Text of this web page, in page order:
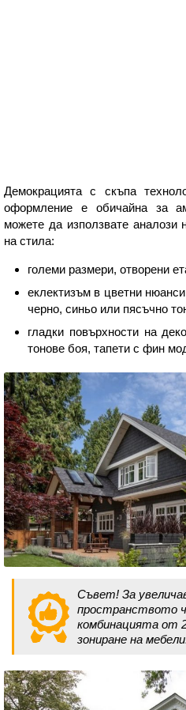
Демокрацията с скъпа
оформление е обичайна за
можете да използвате
на стила:
големи размери, отворени
еклектизъм в цветни
черно, синьо или пясъчно
гладки повърхности на
тонове боя, тапети с фин
Съвет! За
пространството
комбинацията от
зониране на